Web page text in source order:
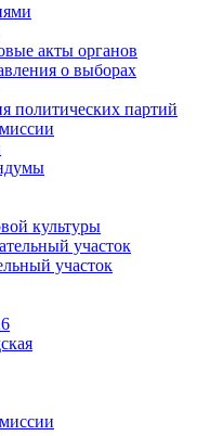
акты органов
о выборах
политических партий
культуры
участок
участок